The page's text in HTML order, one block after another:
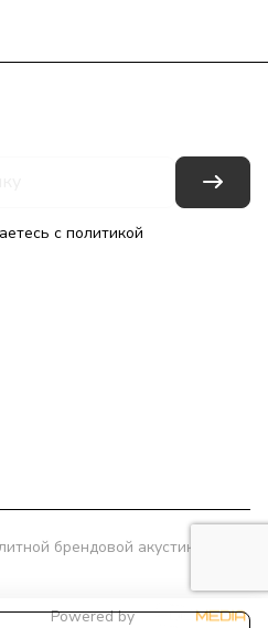
с политикой
брендовой акустики
Powered by